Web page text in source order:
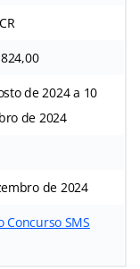
de 2024 a 10
de 2024
de 2024
SMS